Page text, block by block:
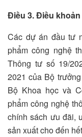
Điều 3. Điều
Các dự án đầu tư
phẩm công nghệ
Thông tư số 19/
2021 của Bộ
Bộ Khoa học và
phẩm công nghệ
chính sách ưu đãi,
sản xuất cho đến